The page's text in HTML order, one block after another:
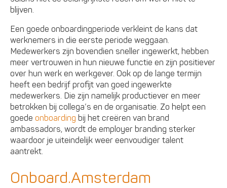
blijven.
Een goede onboardingperiode verkleint de kans dat
werknemers in die eerste periode weggaan.
Medewerkers zijn bovendien sneller ingewerkt, hebben
meer vertrouwen in hun nieuwe functie en zijn positiever
over hun werk en werkgever. Ook op de lange termijn
heeft een bedrijf profijt van goed ingewerkte
medewerkers. Die zijn namelijk productiever en meer
betrokken bij collega’s en de organisatie. Zo helpt een
goedeonboardingbij het creëren van brand
ambassadors, wordt de employer branding sterker
waardoor je uiteindelijk weer eenvoudiger talent
aantrekt.
Onboard.Amsterdam